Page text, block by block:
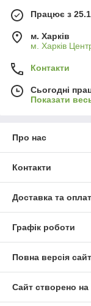
Працює з
м. Харків
м. Харків
Контакти
Сьогодні
Показати
Про нас
Контакти
Доставка та
Графік роботи
Повна версія
Сайт створено на